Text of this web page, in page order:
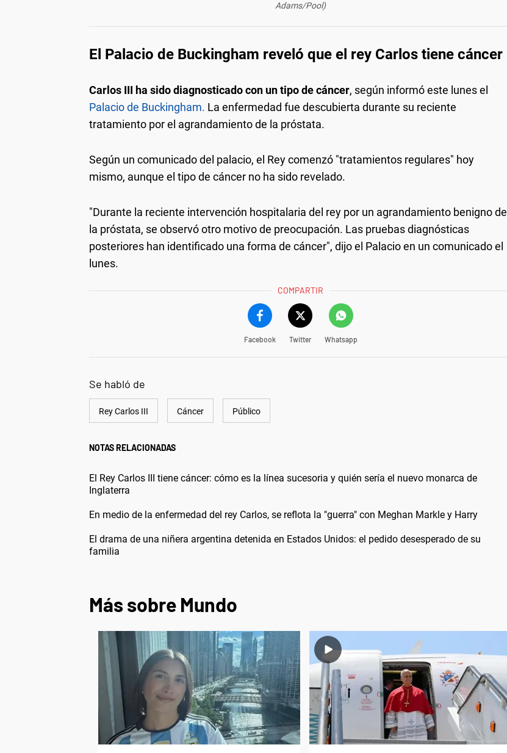
Adams/Pool)
El Palacio de Buckingham reveló que el rey Carlos tiene cáncer
Carlos III ha sido diagnosticado con un tipo de cáncer, según informó este lunes el
Palacio de Buckingham. La enfermedad fue descubierta durante su reciente
tratamiento por el agrandamiento de la próstata.
Según un comunicado del palacio, el Rey comenzó "tratamientos regulares" hoy
mismo, aunque el tipo de cáncer no ha sido revelado.
"Durante la reciente intervención hospitalaria del rey por un agrandamiento benigno de
la próstata, se observó otro motivo de preocupación. Las pruebas diagnósticas
posteriores han identificado una forma de cáncer", dijo el Palacio en un comunicado el
lunes.
COMPARTIR
Facebook Twitter Whatsapp
Se habló de
Rey Carlos III Cáncer Público
NOTAS RELACIONADAS
El Rey Carlos III tiene cáncer: cómo es la línea sucesoria y quién sería el nuevo monarca de
Inglaterra
En medio de la enfermedad del rey Carlos, se reflota la "guerra" con Meghan Markle y Harry
El drama de una niñera argentina detenida en Estados Unidos: el pedido desesperado de su
familia
Más sobre Mundo